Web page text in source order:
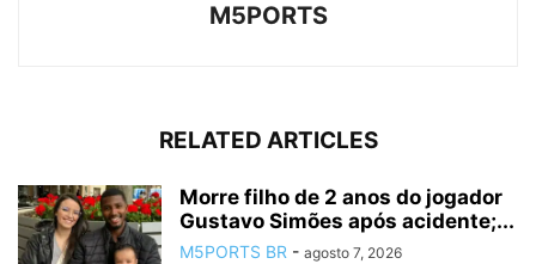
M5PORTS
RELATED ARTICLES
Morre filho de 2 anos do jogador
Gustavo Simões após acidente;...
M5PORTS BR - agosto 7, 2026